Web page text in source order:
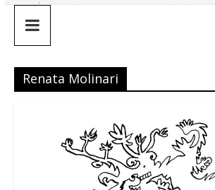
Renata Molinari